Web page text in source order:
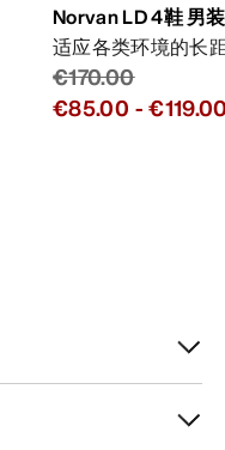
Norvan LD 4鞋 男装
适应各类环境的长
€170.00
€85.00 -